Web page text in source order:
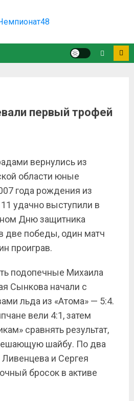
первый трофей
вернулись из
области юные
года рождения из
удачно выступили в
Дню защитника
две победы, один матч
проиграв.
подопечные Михаила
Сынкова начали с
льда из «Атома» — 5:4.
вели 4:1, затем
сравнять результат,
шайбу. По два
Ливенцева и Сергея
бросок в активе